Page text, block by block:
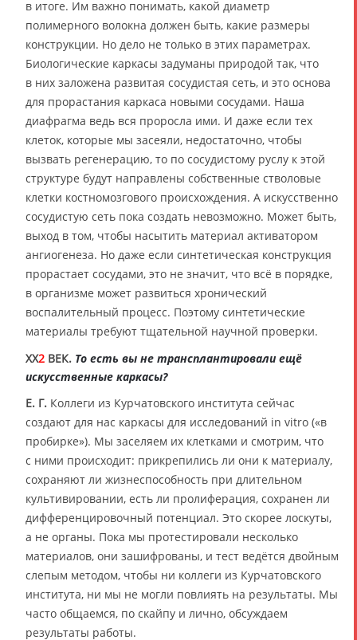
в итоге. Им важно понимать, какой диаметр
полимерного волокна должен быть, какие размеры
конструкции. Но дело не только в этих параметрах.
Биологические каркасы задуманы природой так, что
в них заложена развитая сосудистая сеть, и это основа
для прорастания каркаса новыми сосудами. Наша
диафрагма ведь вся проросла ими. И даже если тех
клеток, которые мы засеяли, недостаточно, чтобы
вызвать регенерацию, то по сосудистому руслу к этой
структуре будут направлены собственные стволовые
клетки костномозгового происхождения. А искусственно
сосудистую сеть пока создать невозможно. Может быть,
выход в том, чтобы насытить материал активатором
ангиогенеза. Но даже если синтетическая конструкция
прорастает сосудами, это не значит, что всё в порядке,
в организме может развиться хронический
воспалительный процесс. Поэтому синтетические
материалы требуют тщательной научной проверки.
XX2 ВЕК. То есть вы не трансплантировали ещё
искусственные каркасы?
Е. Г. Коллеги из Курчатовского института сейчас
создают для нас каркасы для исследований in vitro («в
пробирке»). Мы заселяем их клетками и смотрим, что
с ними происходит: прикрепились ли они к материалу,
сохраняют ли жизнеспособность при длительном
культивировании, есть ли пролиферация, сохранен ли
дифференцировочный потенциал. Это скорее лоскуты,
а не органы. Пока мы протестировали несколько
материалов, они зашифрованы, и тест ведётся двойным
слепым методом, чтобы ни коллеги из Курчатовского
института, ни мы не могли повлиять на результаты. Мы
часто общаемся, по скайпу и лично, обсуждаем
результаты работы.